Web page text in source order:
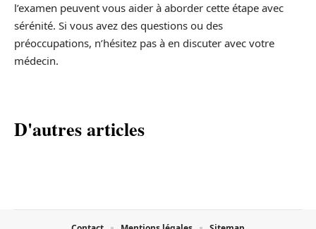
l’examen peuvent vous aider à aborder cette étape avec
sérénité. Si vous avez des questions ou des
préoccupations, n’hésitez pas à en discuter avec votre
médecin.
D'autres articles